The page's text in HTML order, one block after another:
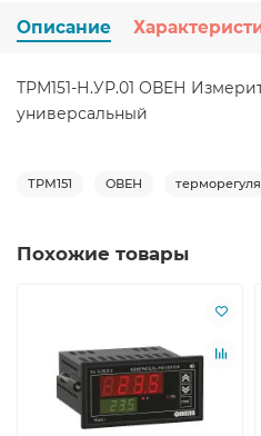
Описание
ТРМ151-Н.УР.01 ОВЕН
универсальный
ТРМ151 ОВЕН
Похожие товары